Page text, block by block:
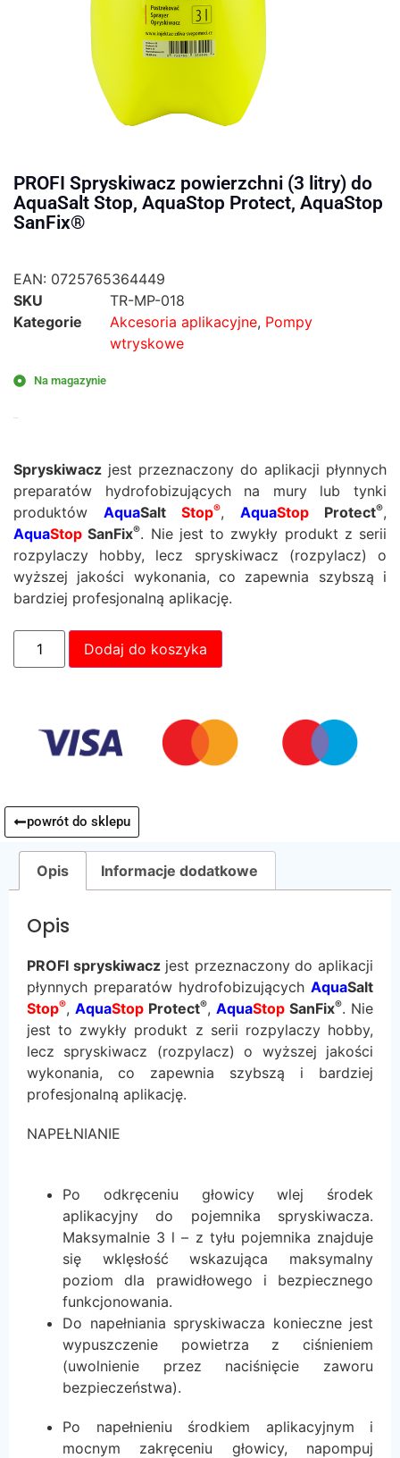
PROFI Spryskiwacz powierzchni (3 litry) do
AquaSalt Stop, AquaStop Protect, AquaStop
SanFix®
EAN: 0725765364449
SKU
TR-MP-018
Kategorie
Akcesoria aplikacyjne, Pompy
wtryskowe
Na magazynie
Spryskiwacz jest przeznaczony do aplikacji płynnych
preparatów hydrofobizujących na mury lub tynki
produktów AquaSalt Stop®, AquaStop Protect®,
AquaStop SanFix®. Nie jest to zwykły produkt z serii
rozpylaczy hobby, lecz spryskiwacz (rozpylacz) o
wyższej jakości wykonania, co zapewnia szybszą i
bardziej profesjonalną aplikację.
Dodaj do koszyka
powrót do sklepu
Opis Informacje dodatkowe
Opis
PROFI spryskiwaczjest przeznaczony do aplikacji
płynnych preparatów hydrofobizujących AquaSalt
Stop®, AquaStop Protect®, AquaStop SanFix®. Nie
jest to zwykły produkt z serii rozpylaczy hobby,
lecz spryskiwacz (rozpylacz) o wyższej jakości
wykonania, co zapewnia szybszą i bardziej
profesjonalną aplikację.
NAPEŁNIANIE
Po odkręceniu głowicy wlej środek
aplikacyjny do pojemnika spryskiwacza.
Maksymalnie 3 l – z tyłu pojemnika znajduje
się wklęsłość wskazująca maksymalny
poziom dla prawidłowego i bezpiecznego
funkcjonowania.
Do napełniania spryskiwacza konieczne jest
wypuszczenie powietrza z ciśnieniem
(uwolnienie przez naciśnięcie zaworu
bezpieczeństwa).
Po napełnieniu środkiem aplikacyjnym i
mocnym zakręceniu głowicy, napompuj